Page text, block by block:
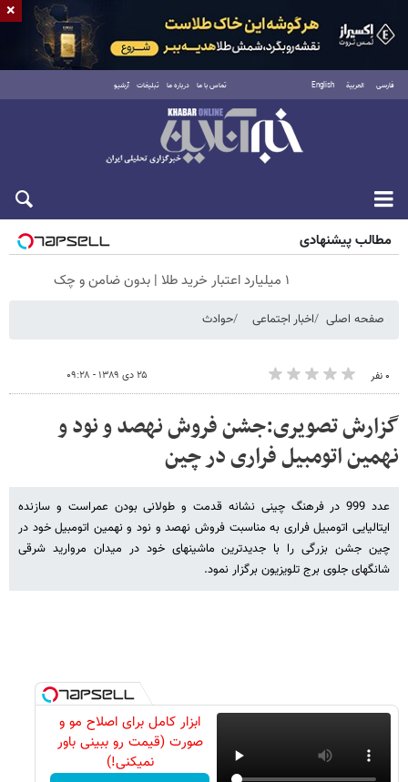
فارسی العربية English تماس با ما درباره ما تبلیغات آرشیو
شنبه ۱۷ مرداد ۱۴۰۵
مطالب پیشنهادی
۱ میلیارد اعتبار خرید طلا | بدون ضامن و چک
صفحه اصلی اخبار اجتماعی حوادث
۰ نفر ۲۵ دی ۱۳۸۹ - ۰۹:۲۸
گزارش تصویری:جشن فروش نهصد و نود و
نهمین اتومبیل فراری در چین
عدد 999 در فرهنگ چینی نشانه قدمت و طولانی بودن عمراست و سازنده
ایتالیایی اتومبیل فراری به مناسبت فروش نهصد و نود و نهمین اتومبیل خود در
چین جشن بزرگی را با جدیدترین ماشینهای خود در میدان مروارید شرقی
شانگهای جلوی برج تلویزیون برگزار نمود.
ابزار کامل برای اصلاح مو و
صورت (قیمت رو ببینی باور
نمیکنی!)
×